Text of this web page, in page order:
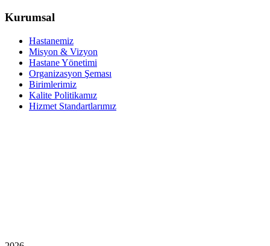
Kurumsal
Hastanemiz
Misyon & Vizyon
Hastane Yönetimi
Organizasyon Şeması
Birimlerimiz
Kalite Politikamız
Hizmet Standartlarımız